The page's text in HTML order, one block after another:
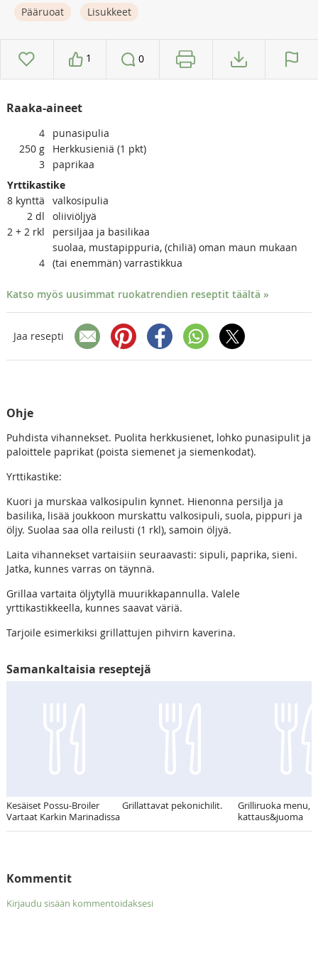
Pääruoat Lisukkeet
1 0
Raaka-aineet
4
punasipulia
250 g
Herkkusieniä (1 pkt)
3
paprikaa
Yrttikastike
8 kynttä
valkosipulia
2 dl
oliiviöljyä
2 + 2 rkl
persiljaa ja basilikaa
suolaa, mustapippuria, (chiliä) oman maun mukaan
4 (tai enemmän) varrastikkua
Katso myös uusimmat ruokatrendien reseptit täältä »
Jaa resepti
Ohje
Puhdista vihannekset. Puolita herkkusienet, lohko punasipulit ja
paloittele paprikat (poista siemenet ja siemenkodat).
Yrttikastike:
Kuori ja murskaa valkosipulin kynnet. Hienonna persilja ja
basilika, lisää joukkoon murskattu valkosipuli, suola, pippuri ja
öljy. Suolaa saa olla reilusti (1 rkl), samoin öljyä.
Laita vihannekset vartaisiin seuraavasti: sipuli, paprika, sieni.
Jatka, kunnes varras on täynnä.
Grillaa vartaita öljytyllä muurikkapannulla. Valele
yrttikastikkeella, kunnes saavat väriä.
Tarjoile esimerkiksi grillattujen pihvirn kaverina.
Samankaltaisia reseptejä
Kesäiset Possu-Broiler
Vartaat Karkin Marinadissa
Grillattavat pekonichilit.
Grilliruoka menu,
kattaus&juoma
Kommentit
Kirjaudu sisään kommentoidaksesi